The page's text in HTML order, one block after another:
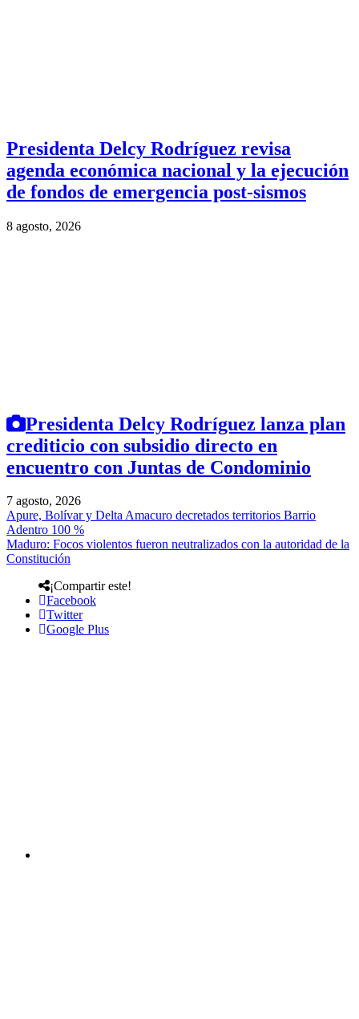
Presidenta Delcy Rodríguez revisa
agenda económica nacional y la ejecución
de fondos de emergencia post-sismos
8 agosto, 2026
Presidenta Delcy Rodríguez lanza plan
crediticio con subsidio directo en
encuentro con Juntas de Condominio
7 agosto, 2026
Apure, Bolívar y Delta Amacuro decretados territorios Barrio
Adentro 100 %
Maduro: Focos violentos fueron neutralizados con la autoridad de la
Constitución
¡Compartir este!
Facebook
Twitter
Google Plus